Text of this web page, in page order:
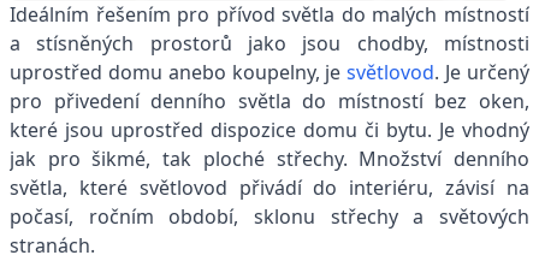
Ideálním řešením pro přívod světla do malých místností
a stísněných prostorů jako jsou chodby, místnosti
uprostřed domu anebo koupelny, jesvětlovod. Je určený
pro přivedení denního světla do místností bez oken,
které jsou uprostřed dispozice domu či bytu. Je vhodný
jak pro šikmé, tak ploché střechy. Množství denního
světla, které světlovod přivádí do interiéru, závisí na
počasí, ročním období, sklonu střechy a světových
stranách.